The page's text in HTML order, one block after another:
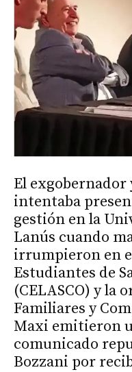
El
intentaba
gestión en la
Lanús cuando
irrumpieron en
Estudiantes de
(CELASCO) y la
Familiares y
Maxi emitieron
comunicado
Bozzani por